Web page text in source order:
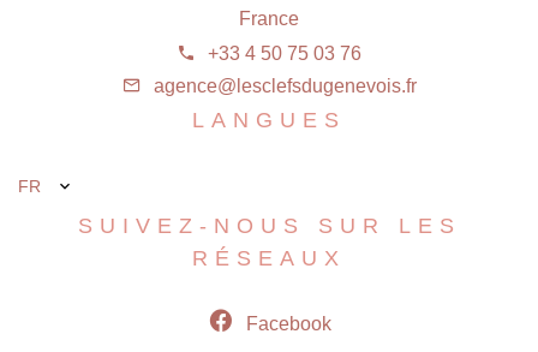
France
+33 4 50 75 03 76
agence@lesclefsdugenevois.fr
LANGUES
FR
SUIVEZ-NOUS SUR LES
RÉSEAUX
Facebook